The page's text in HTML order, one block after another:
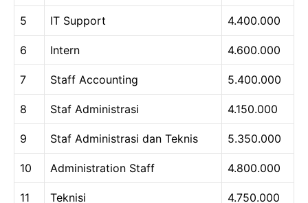
5 IT Support 4.400.000
6 Intern 4.600.000
7 Staff Accounting 5.400.000
8 Staf Administrasi 4.150.000
9 Staf Administrasi dan Teknis 5.350.000
10 Administration Staff 4.800.000
11 Teknisi 4.750.000